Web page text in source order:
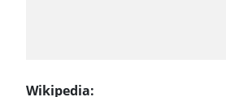
Wikipedia: